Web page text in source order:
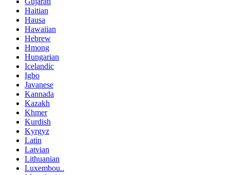
Haitian
Hausa
Hawaiian
Hebrew
Hmong
Hungarian
Icelandic
Igbo
Javanese
Kannada
Kazakh
Khmer
Kurdish
Kyrgyz
Latin
Latvian
Lithuanian
Luxembou..